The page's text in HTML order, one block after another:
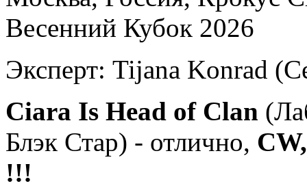
Весенний Кубок 2026
Эксперт: Tijana Konrad
Ciara Is Head of Clan
Блэк Стар) - отлично,
!!!